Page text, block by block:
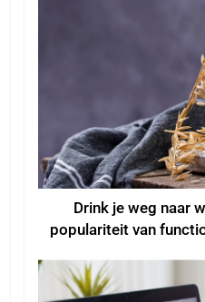
Drink je weg naar
populariteit van